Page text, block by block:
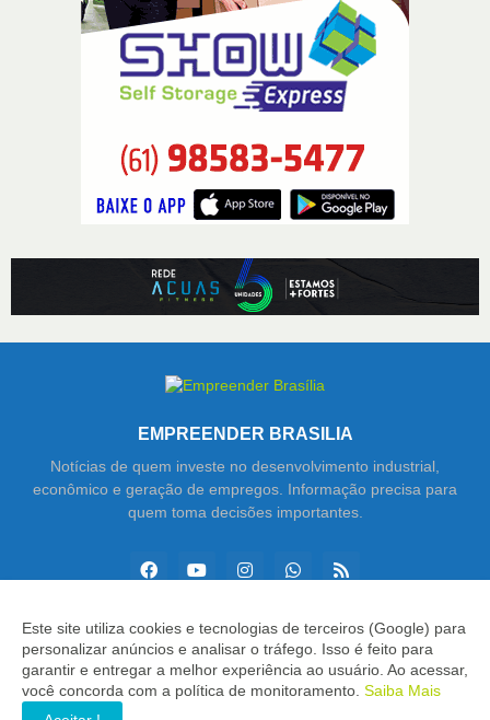
EMPREENDER BRASILIA
Notícias de quem investe no desenvolvimento industrial,
econômico e geração de empregos. Informação precisa para
quem toma decisões importantes.
Copyright ©2026Empreender Brasília
INÍCIO SOBRE CONTATO LGPD
EXPEDIENTE
Este site utiliza cookies e tecnologias de terceiros (Google) para
personalizar anúncios e analisar o tráfego. Isso é feito para
garantir e entregar a melhor experiência ao usuário. Ao acessar,
você concorda com a política de monitoramento. Saiba Mais